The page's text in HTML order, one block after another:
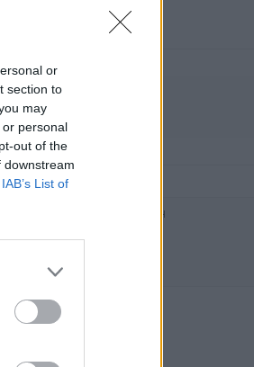
or
section to
may
personal
out of the
downstream
IAB’s List of
and Eastern Europe GmbH
15
63 00